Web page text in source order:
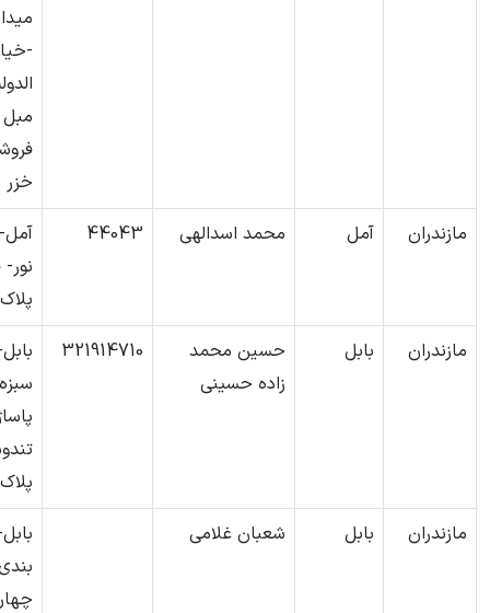
-
مبل
خزر
مازندران
آمل محمد اسدالهی 44043
پلاک36
مازندران
بابل
حسین محمد
زاده حسینی
321914710
پلاک117و118
مازندران
بابل شعبان غلامی